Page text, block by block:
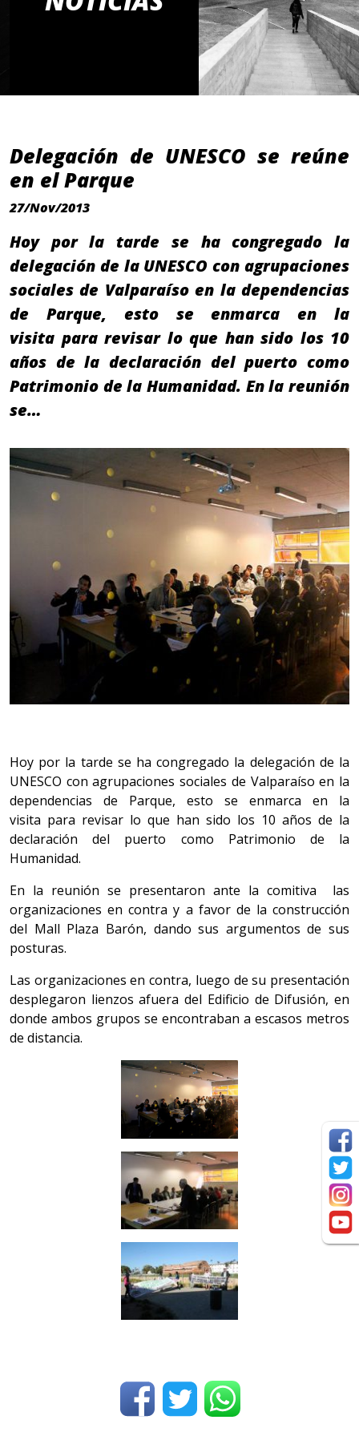
Delegación de UNESCO se reúne
en el Parque
27/Nov/2013
Hoy por la tarde se ha congregado la
delegación de la UNESCO con agrupaciones
sociales de Valparaíso en la dependencias
de Parque, esto se enmarca en la
visita para revisar lo que han sido los 10
años de la declaración del puerto como
Patrimonio de la Humanidad. En la reunión
se…
Hoy por la tarde se ha congregado la delegación de la
UNESCO con agrupaciones sociales de Valparaíso en la
dependencias de Parque, esto se enmarca en la
visita para revisar lo que han sido los 10 años de la
declaración del puerto como Patrimonio de la
Humanidad.
En la reunión se presentaron ante la comitiva las
organizaciones en contra y a favor de la construcción
del Mall Plaza Barón, dando sus argumentos de sus
posturas.
Las organizaciones en contra, luego de su presentación
desplegaron lienzos afuera del Edificio de Difusión, en
donde ambos grupos se encontraban a escasos metros
de distancia.